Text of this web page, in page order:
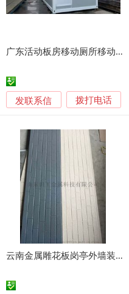
广东活动板房移动厕所移动岗亭定制集装箱海运箱定制钢结构
发联系信 拨打电话
云南金属雕花板岗亭外墙装饰保温一体板轻钢房屋装饰板